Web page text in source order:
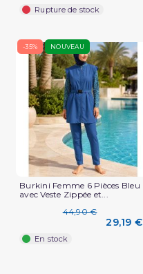
Rupture de stock
-35% NOUVEAU
Burkini Femme 6 Pièces Bleu
avec Veste Zippée et...
44,90 €
29,19 €
En stock